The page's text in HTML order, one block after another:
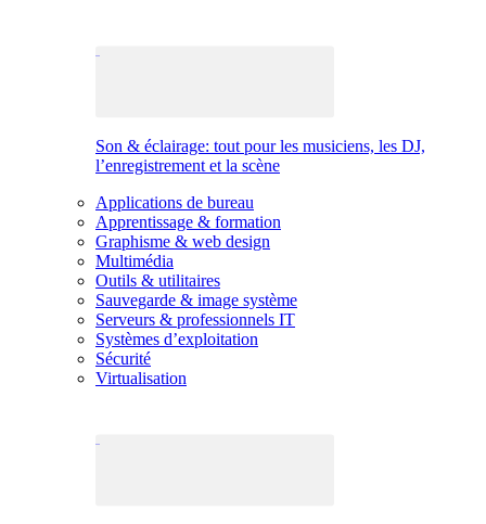
Son & éclairage: tout pour les musiciens, les DJ,
l’enregistrement et la scène
Applications de bureau
Apprentissage & formation
Graphisme & web design
Multimédia
Outils & utilitaires
Sauvegarde & image système
Serveurs & professionnels IT
Systèmes d’exploitation
Sécurité
Virtualisation